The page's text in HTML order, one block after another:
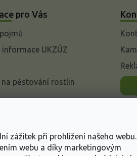
zážitek při prohlížení našeho webu.
webu a díky marketingovým
pro Vás
informace UKZÚZ
na pěstování rostlin